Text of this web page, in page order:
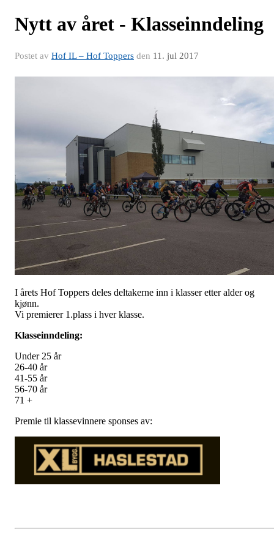
Nytt av året - Klasseinndeling
Postet av Hof IL – Hof Toppers den 11. jul 2017
I årets Hof Toppers deles deltakerne inn i klasser etter alder og
kjønn.
Vi premierer 1.plass i hver klasse.
Klasseinndeling:
Under 25 år
26-40 år
41-55 år
56-70 år
71 +
Premie til klassevinnere sponses av: